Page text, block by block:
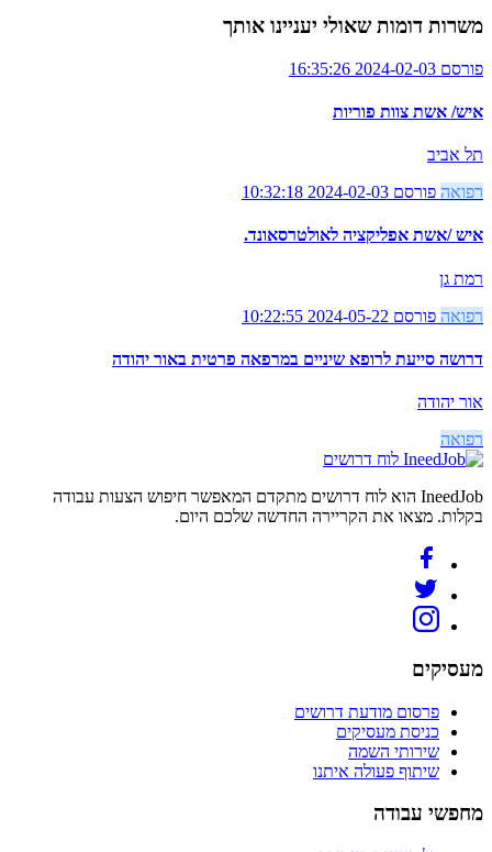
משרות דומות שאולי יעניינו אותך
פורסם 2024-02-03 16:35:26
איש/ אשת צוות פוריות
תל אביב
רפואה פורסם 2024-02-03 10:32:18
איש /אשת אפליקציה לאולטרסאונד.
רמת גן
רפואה פורסם 2024-05-22 10:22:55
דרושה סייעת לרופא שיניים במרפאה פרטית באור יהודה
אור יהודה
רפואה
לוח דרושים
IneedJob הוא לוח דרושים מתקדם המאפשר חיפוש הצעות עבודה
בקלות. מצאו את הקריירה החדשה שלכם היום.
מעסיקים
פרסום מודעת דרושים
כניסת מעסיקים
שירותי השמה
שיתוף פעולה איתנו
מחפשי עבודה